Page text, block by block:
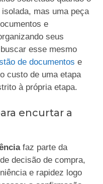
mas uma peça
e
seus
esse mesmo
de documentos e
custo de uma etapa
à própria etapa.
encurtar a
faz parte da
decisão de compra,
e rapidez logo